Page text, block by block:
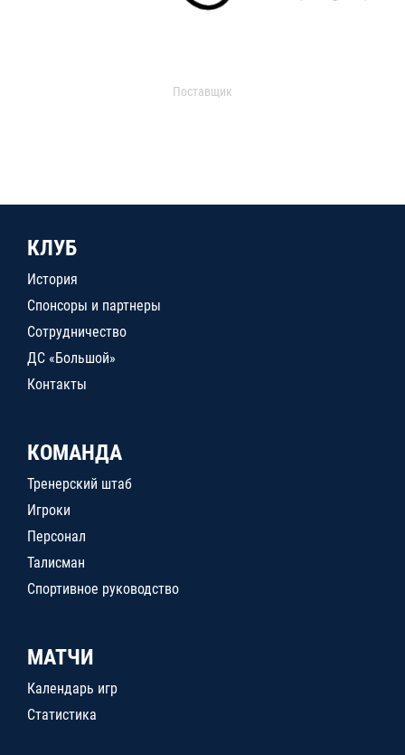
Поставщик
КЛУБ
История
Спонсоры и партнеры
Сотрудничество
ДС «Большой»
Контакты
КОМАНДА
Тренерский штаб
Игроки
Персонал
Талисман
Спортивное руководство
МАТЧИ
Календарь игр
Статистика